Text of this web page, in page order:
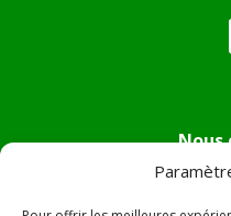
Nous
Tél :
Mail: